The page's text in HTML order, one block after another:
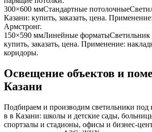
300×600 ммСтандартные потолочные
Казани: купить, заказать, цена. Применение:
Армстронг.
150×590 ммЛинейные форматыСветильник
купить, заказать, цена. Применение:
коридоры.
Освещение объектов и
Казани
Подбираем и производим светильники под
в в Казани: школы и детские сады,
спортзалы и стадионы, офисы и бизнес-